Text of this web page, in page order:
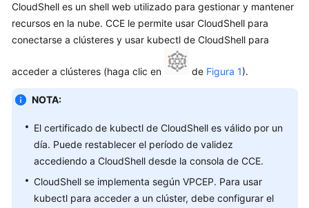
Clústeres
clúster
de
un
clúster
CCE
Turbo
CloudShell es un shell web utilizado para gestionar y mantener
recursos en la nube. CCE le permite usar CloudShell para
conectarse a clústeres y usar kubectl de CloudShell para
acceder a clústeres (haga clic en de Figura 1).
NOTA:
El certificado de kubectl de CloudShell es válido por un
día. Puede restablecer el período de validez
accediendo a CloudShell desde la consola de CCE.
CloudShell se implementa según VPCEP. Para usar
kubectl para acceder a un clúster, debe configurar el